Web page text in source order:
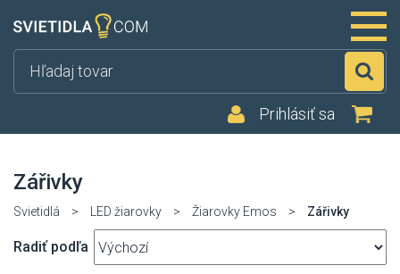
Prihlásiť sa
Zářivky
Svietidlá > LED žiarovky > Žiarovky Emos > Zářivky
Radiť podľa